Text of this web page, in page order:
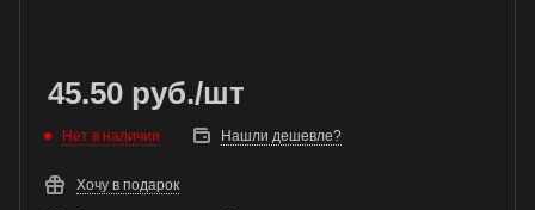
45.50 руб./шт
Нет в наличии Нашли дешевле?
Хочу в подарок